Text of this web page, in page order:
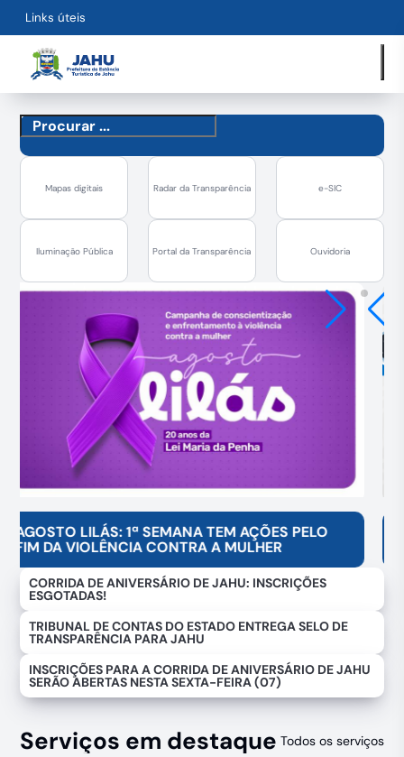
Links úteis
Mapas digitais Radar da Transparência e-SIC
Iluminação Pública Portal da Transparência Ouvidoria
CELEBRANDO AFETOS: MANHÃ ESPECIAL PARA
O DIA DOS PAIS
CORRIDA DE ANIVERSÁRIO DE JAHU: INSCRIÇÕES
ESGOTADAS!
TRIBUNAL DE CONTAS DO ESTADO ENTREGA SELO DE
TRANSPARÊNCIA PARA JAHU
INSCRIÇÕES PARA A CORRIDA DE ANIVERSÁRIO DE JAHU
SERÃO ABERTAS NESTA SEXTA-FEIRA (07)
Serviços em destaque Todos os serviços